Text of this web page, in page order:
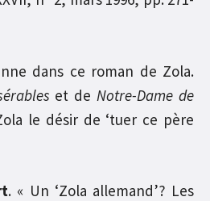
dans ce roman de Zola.
et de Notre-Dame de
le désir de ‘tuer ce père
. « Un ‘Zola allemand’? Les